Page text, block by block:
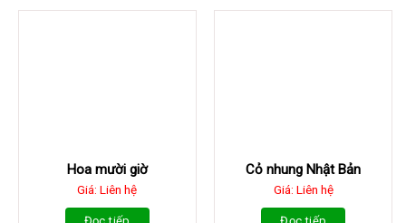
Hoa mười giờ
Giá: Liên hệ
Đọc tiếp
Cỏ nhung Nhật Bản
Giá: Liên hệ
Đọc tiếp